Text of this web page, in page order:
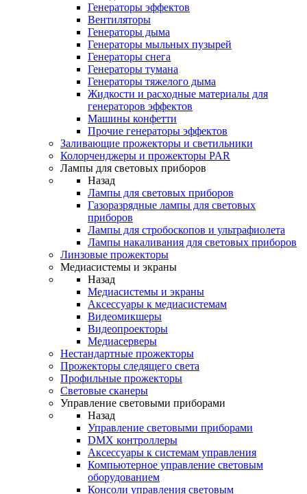
Генераторы эффектов
Вентиляторы
Генераторы дыма
Генераторы мыльных пузырей
Генераторы снега
Генераторы тумана
Генераторы тяжелого дыма
Жидкости и расходные материалы для
генераторов эффектов
Машины конфетти
Прочие генераторы эффектов
Заливающие прожекторы и светильники
Колорченджеры и прожекторы PAR
Лампы для световых приборов
Назад
Лампы для световых приборов
Газоразрядные лампы для световых
приборов
Лампы для стробоскопов и ультрафиолета
Лампы накаливания для световых приборов
Линзовые прожекторы
Медиасистемы и экраны
Назад
Медиасистемы и экраны
Аксессуары к медиасистемам
Видеомикшеры
Видеопроекторы
Медиасерверы
Нестандартные прожекторы
Прожекторы следящего света
Профильные прожекторы
Световые сканеры
Управление световыми приборами
Назад
Управление световыми приборами
DMX контроллеры
Аксессуары к системам управления
Компьютерное управление световым
оборудованием
Консоли управления световым